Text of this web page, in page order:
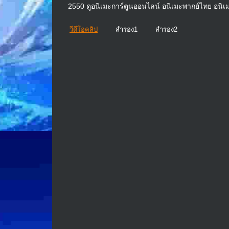
2550 ดูอนิเมะการ์ตูนออนไลน์ อนิเมะพากย์ไทย อนิเ
วีดีโอคลิป สำรอง1 สำรอง2